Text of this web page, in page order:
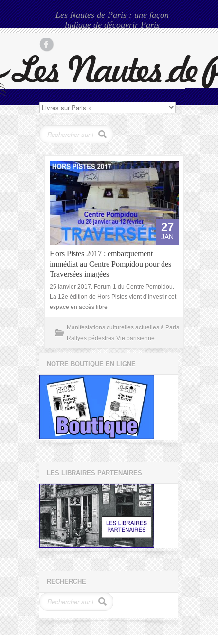
Les Nautes de Paris : une façon
ludique de découvrir Paris
27
JAN
Hors Pistes 2017 : embarquement
immédiat au Centre Pompidou pour des
Traversées imagées
25 janvier 2017, Forum-1 du Centre Pompidou.
La 12e édition de Hors Pistes vient d’investir cet
espace en accès libre
Manifestations culturelles actuelles à Paris
Rallyes pédestres Vie parisienne
NOTRE BOUTIQUE EN LIGNE
LES LIBRAIRES PARTENAIRES
RECHERCHE